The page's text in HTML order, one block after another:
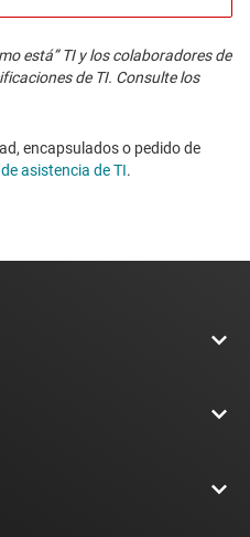
está” TI y los colaboradores de
de TI. Consulte los
encapsulados o pedido de
asistencia de TI. ​​​​​​​​​​​​​​